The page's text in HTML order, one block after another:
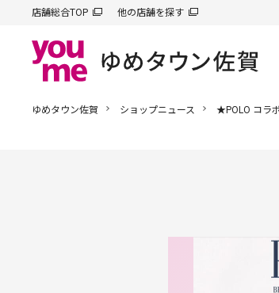
店舗総合TOP 他の店舗を探す
ゆめタウン佐賀 ショップニュース ★POLO コラ